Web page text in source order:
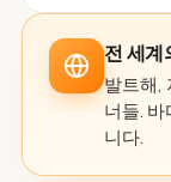
전 세계
발트해,
너들.
니다.